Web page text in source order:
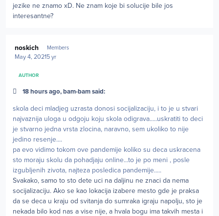
jezike ne znamo xD. Ne znam koje bi solucije bile jos
interesantne?
noskich Members
May 4, 20215 yr
AUTHOR
18 hours ago, bam-bam said:
skola deci mladjeg uzrasta donosi socijalizaciju, i to je u stvari
najvaznija uloga u odgoju koju skola odigrava.....uskratiti to deci
je stvarno jedna vrsta zlocina, naravno, sem ukoliko to nije
jedino resenje....
pa evo vidimo tokom ove pandemije koliko su deca uskracena
sto moraju skolu da pohadjaju online...to je po meni , posle
izgubljenih zivota, najteza posledica pandemije.....
Svakako, samo to sto dete uci na daljinu ne znaci da nema
socijalizaciju. Ako se kao lokacija izabere mesto gde je praksa
da se deca u kraju od svitanja do sumraka igraju napolju, sto je
nekada bilo kod nas a vise nije, a hvala bogu ima takvih mesta i